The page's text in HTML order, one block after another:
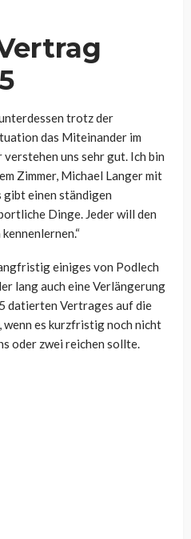
trotz der
das Miteinander im
verstehen uns sehr gut. Ich bin
Zimmer, Michael Langer mit
gibt einen ständigen
Dinge. Jeder will den
einiges von Podlech
lang auch eine Verlängerung
datierten Vertrages auf die
wenn es kurzfristig noch nicht
oder zwei reichen sollte.